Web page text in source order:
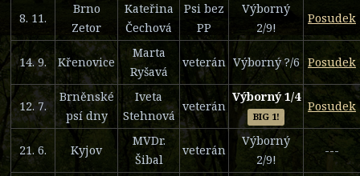
8. 11.
Brno
Zetor
Kateřina
Čechová
Psi bez
PP
Výborný
2/9!
Posudek
14. 9. Křenovice
Marta
Ryšavá
veterán Výborný ?/6 Posudek
12. 7.
Brněnské
psí dny
Iveta
Stehnová
veterán
Výborný 1/4
BIG 1!
Posudek
21. 6. Kyjov
MVDr.
Šibal
veterán
Výborný
2/9!
---